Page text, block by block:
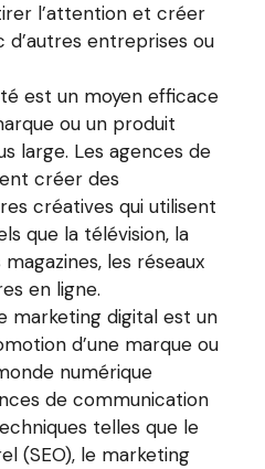
l’attention et créer
entreprises ou
est un moyen efficace
ou un produit
large. Les agences de
créer des
créatives qui utilisent
que la télévision, la
les réseaux
en ligne.
marketing digital est un
d’une marque ou
numérique
de communication
telles que le
(SEO), le marketing